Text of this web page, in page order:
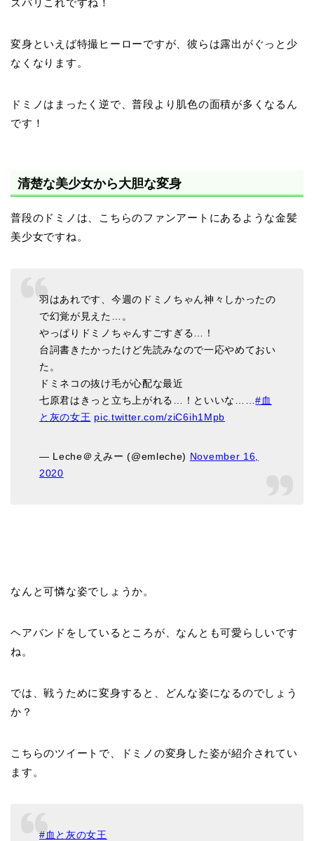
変身といえば特撮ヒーローですが、彼らは露出がぐっと少
なくなります。
ドミノはまったく逆で、普段より肌色の面積が多くなるん
です！
清楚な美少女から大胆な変身
普段のドミノは、こちらのファンアートにあるような金髪
美少女ですね。
羽はあれです、今週のドミノちゃん神々しかったの
で幻覚が見えた…。
やっぱりドミノちゃんすごすぎる…！
台詞書きたかったけど先読みなので一応やめておい
た。
ドミネコの抜け毛が心配な最近
七原君はきっと立ち上がれる…！といいな……#血
と灰の女王 pic.twitter.com/ziC6ih1Mpb
— Leche＠えみー (@emleche) November 16,
2020
なんと可憐な姿でしょうか。
ヘアバンドをしているところが、なんとも可愛らしいです
ね。
では、戦うために変身すると、どんな姿になるのでしょう
か？
こちらのツイートで、ドミノの変身した姿が紹介されてい
ます。
#血と灰の女王